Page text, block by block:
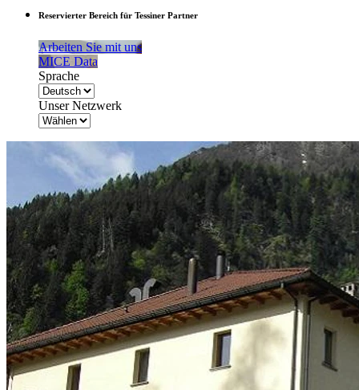
Reservierter Bereich für Tessiner Partner
Arbeiten Sie mit uns
MICE Data
Sprache
Unser Netzwerk